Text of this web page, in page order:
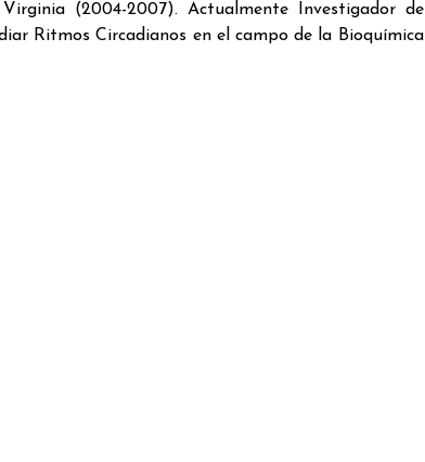
(2004-2007). Actualmente Investigador de
Ritmos Circadianos en el campo de la Bioquímica